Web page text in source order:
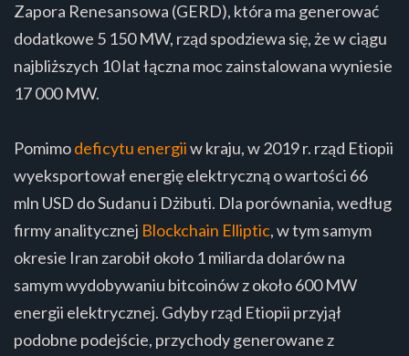
Zapora Renesansowa (GERD), która ma generować
dodatkowe 5 150 MW, rząd spodziewa się, że w ciągu
najbliższych 10 lat łączna moc zainstalowana wyniesie
17 000 MW.
Pomimodeficytu energiiw kraju, w 2019 r. rząd Etiopii
wyeksportował energię elektryczną o wartości 66
mln USD do Sudanu i Dżibuti. Dla porównania, według
firmy analitycznej Blockchain Elliptic, w tym samym
okresie Iran zarobił około 1 miliarda dolarów na
samym wydobywaniu bitcoinów z około 600 MW
energii elektrycznej. Gdyby rząd Etiopii przyjął
podobne podejście, przychody generowane z